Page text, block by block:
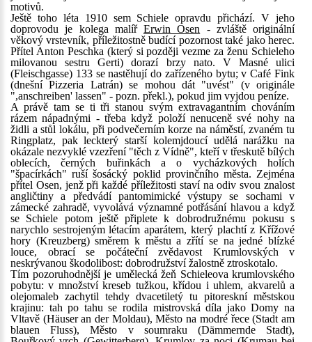
motivů.
Ještě toho léta 1910 sem Schiele opravdu přichází. V jeho
doprovodu je kolega malíř Erwin Osen - zvláště originální
věkový vrstevník, příležitostně budící pozornost také jako herec.
Přítel Anton Peschka (který si později vezme za ženu Schieleho
milovanou sestru Gerti) dorazí brzy nato. V Masné ulici
(Fleischgasse) 133 se nastěhují do zařízeného bytu; v Café Fink
(dnešní Pizzeria Latrán) se mohou dát "uvést" (v originále
",anschreiben' lassen" - pozn. překl.), pokud jim vyjdou peníze.
A právě tam se ti tři stanou svým extravagantním chováním
rázem nápadnými - třeba když položí nenuceně své nohy na
židli a stůl lokálu, při podvečerním korze na náměstí, zvaném tu
Ringplatz, pak leckterý starší kolemjdoucí udělá narážku na
okázale nezvyklé vzezření "těch z Vídně", kteří v třeskutě bílých
oblecích, černých buřinkách a o vycházkových holích
"špacírkách" ruší šosácký poklid provinčního města. Zejména
přítel Osen, jenž při každé příležitosti staví na odiv svou znalost
angličtiny a předvádí pantomimické výstupy se sochami v
zámecké zahradě, vyvolává významné potřásání hlavou a když
se Schiele potom ještě připlete k dobrodružnému pokusu s
narychlo sestrojeným létacím aparátem, který plachtí z Křížové
hory (Kreuzberg) směrem k městu a zřítí se na jedné blízké
louce, obrací se počáteční zvědavost Krumlovských v
neskrývanou škodolibost: dobrodružství žalostně ztroskotalo.
Tím pozoruhodnější je umělecká žeň Schieleova krumlovského
pobytu: v množství kreseb tužkou, křídou i uhlem, akvarelů a
olejomaleb zachytil tehdy dvacetiletý tu pitoreskní městskou
krajinu: tah po tahu se rodila mistrovská díla jako Domy na
Vltavě (Häuser an der Moldau), Město na modré řece (Stadt am
blauen Fluss), Město v soumraku (Dämmernde Stadt),